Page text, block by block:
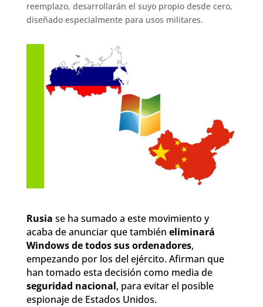
reemplazo, desarrollarán el suyo propio desde cero,
diseñado especialmente para usos militares.
Rusia se ha sumado a este movimiento y
acaba de anunciar que también eliminará
Windows de todos sus ordenadores,
empezando por los del ejército. Afirman que
han tomado esta decisión como media de
seguridad nacional, para evitar el posible
espionaje de Estados Unidos.